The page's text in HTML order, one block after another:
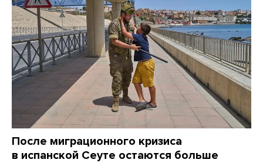
После миграционного кризиса
в испанской Сеуте остаются больше